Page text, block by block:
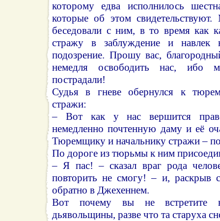
которому едва исполнилось
которые об этом
беседовали с ним, в то время как
стражу в заблуждение и навлек
подозрение. Прошу вас,
немедля освободить нас, ибо
пострадали!
Судья в гневе обернулся к
стражи:
– Вот как у нас вершится
немедленно почтенную даму и её
Тюремщику и начальнику стражи –
По дороге из тюрьмы к ним
– Я пас! – сказал враг рода
повторить не смогу! – и, раскрыв
обратно в Джехеннем.
Вот почему вы не встретите
дьявольщины, разве что та старуха